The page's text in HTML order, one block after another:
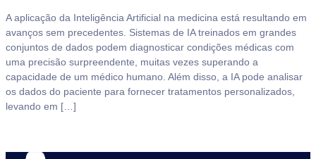
A aplicação da Inteligência Artificial na medicina está resultando em
avanços sem precedentes. Sistemas de IA treinados em grandes
conjuntos de dados podem diagnosticar condições médicas com
uma precisão surpreendente, muitas vezes superando a
capacidade de um médico humano. Além disso, a IA pode analisar
os dados do paciente para fornecer tratamentos personalizados,
levando em […]